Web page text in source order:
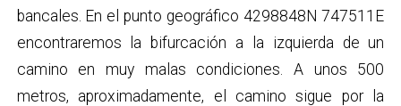
bancales. En el punto geográfico 4298848N 747511E
encontraremos la bifurcación a la izquierda de un
camino en muy malas condiciones. A unos 500
metros, aproximadamente, el camino sigue por la